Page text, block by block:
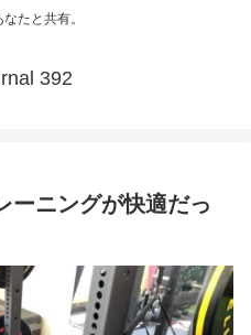
たと共有。
392
ーニングが快適だっ